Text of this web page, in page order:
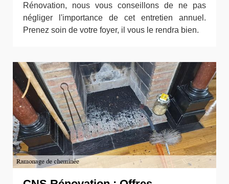
Rénovation, nous vous conseillons de ne pas
négliger l'importance de cet entretien annuel.
Prenez soin de votre foyer, il vous le rendra bien.